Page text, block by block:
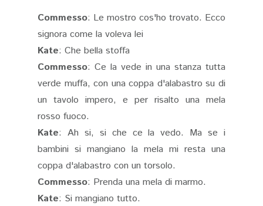
Commesso: Le mostro cos'ho trovato. Ecco
signora come la voleva lei
Kate: Che bella stoffa
Commesso: Ce la vede in una stanza tutta
verde muffa, con una coppa d'alabastro su di
un tavolo impero, e per risalto una mela
rosso fuoco.
Kate: Ah si, si che ce la vedo. Ma se i
bambini si mangiano la mela mi resta una
coppa d'alabastro con un torsolo.
Commesso: Prenda una mela di marmo.
Kate: Si mangiano tutto.